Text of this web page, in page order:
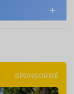
SPONSORISÉ